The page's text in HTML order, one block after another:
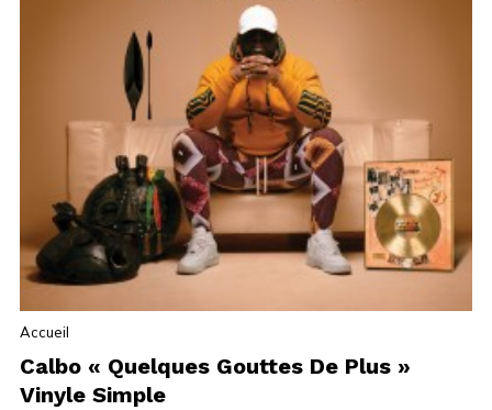
Accueil
Calbo « Quelques Gouttes De Plus »
Vinyle Simple